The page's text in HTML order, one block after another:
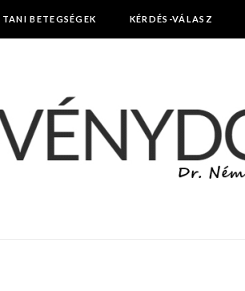
BETEGSÉGEK KÉRDÉS-VÁLASZ